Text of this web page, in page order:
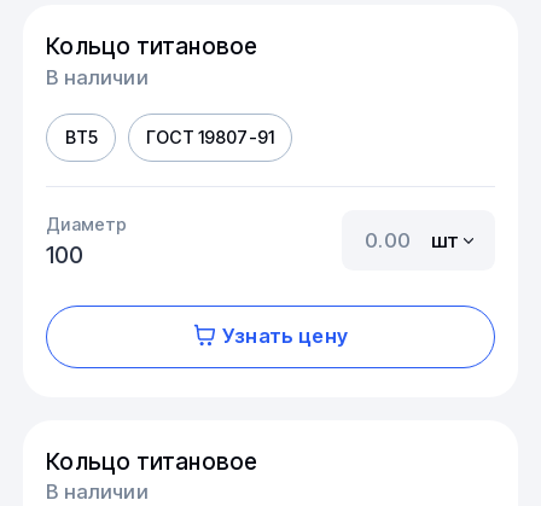
Кольцо титановое
В наличии
ВТ5 ГОСТ 19807-91
Диаметр
100
шт
Узнать цену
Кольцо титановое
В наличии